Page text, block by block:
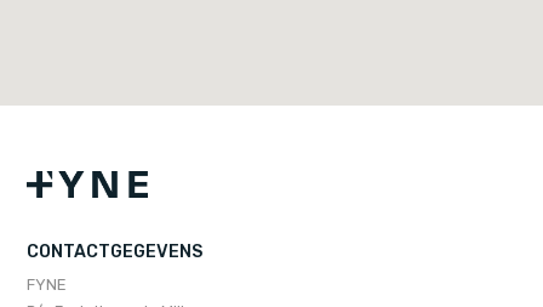
CONTACTGEGEVENS
FYNE